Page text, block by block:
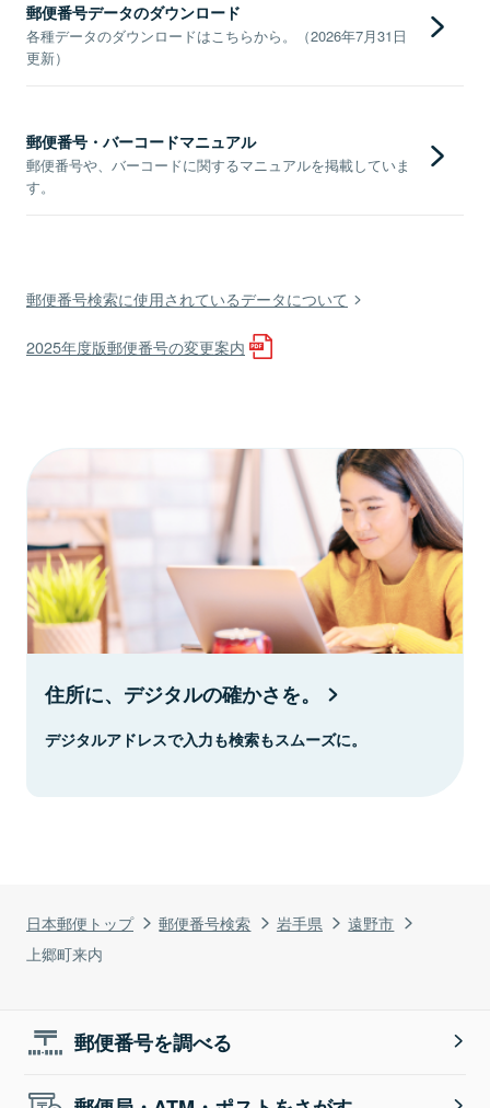
日本郵便トップ 郵便番号検索 岩手県
遠野市
上郷町来内
郵便番号データのダウンロード
各種データのダウンロードはこちらから。（2026年7月31日
更新）
郵便番号・バーコードマニュアル
郵便番号や、バーコードに関するマニュアルを掲載していま
す。
郵便番号検索に使用されているデータについて
2025年度版郵便番号の変更案内
住所に、デジタルの確かさを。
デジタルアドレスで入力も検索もスムーズに。
郵便番号を調べる